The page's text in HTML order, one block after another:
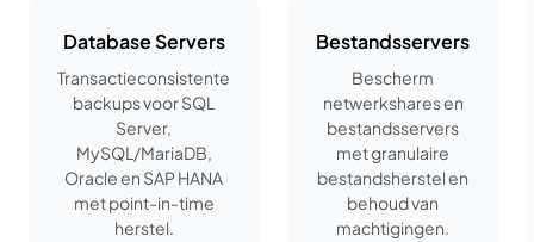
Database Servers
Transactieconsistente
backups voor SQL
Server,
MySQL/MariaDB,
Oracle en SAP HANA
met point-in-time
herstel.
Bestandsservers
Bescherm
netwerkshares en
bestandsservers
met granulaire
bestandsherstel en
behoud van
machtigingen.